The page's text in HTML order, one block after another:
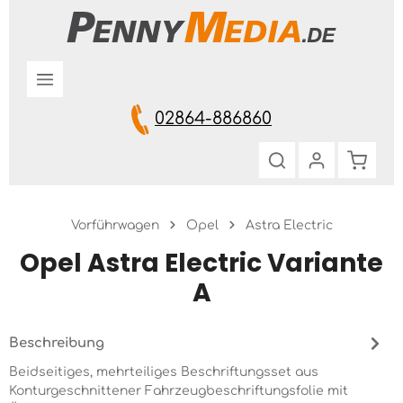
Zum Hauptinhalt springen
02864-886860
Vorführwagen Opel Astra Electric
Opel Astra Electric Variante
A
Beschreibung
Beidseitiges, mehrteiliges Beschriftungsset aus
Konturgeschnittener Fahrzeugbeschriftungsfolie mit